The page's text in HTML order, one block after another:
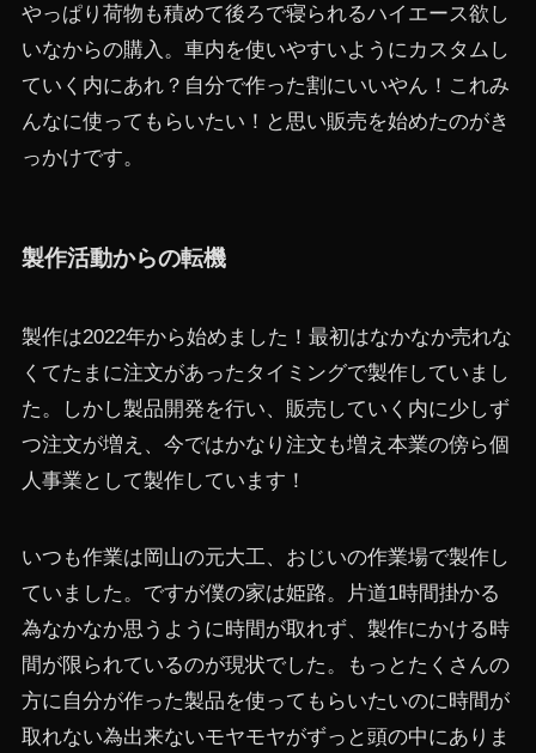
やっぱり荷物も積めて後ろで寝られるハイエース欲し
いなからの購入。車内を使いやすいようにカスタムし
ていく内にあれ？自分で作った割にいいやん！これみ
んなに使ってもらいたい！と思い販売を始めたのがき
っかけです。
製作活動からの転機
製作は2022年から始めました！最初はなかなか売れな
くてたまに注文があったタイミングで製作していまし
た。しかし製品開発を行い、販売していく内に少しず
つ注文が増え、今ではかなり注文も増え本業の傍ら個
人事業として製作しています！
いつも作業は岡山の元大工、おじいの作業場で製作し
ていました。ですが僕の家は姫路。片道1時間掛かる
為なかなか思うように時間が取れず、製作にかける時
間が限られているのが現状でした。もっとたくさんの
方に自分が作った製品を使ってもらいたいのに時間が
取れない為出来ないモヤモヤがずっと頭の中にありま